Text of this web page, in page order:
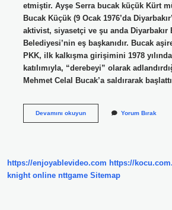
etmiştir. Ayşe Serra bucak küçük Kürt
Bucak Küçük (9 Ocak 1976’da
aktivist, siyasetçi ve şu anda Diyarbakır
Belediyesi’nin eş başkanıdır. Bucak
PKK, ilk kalkışma girişimini 1978 yılında
katılımıyla, “derebeyi” olarak
Mehmet Celal Bucak’a saldırarak
Devamını okuyunSerdal
Yorum Bırak
https://enjoyablevideo.com https://
knight online nttgame Sitemap